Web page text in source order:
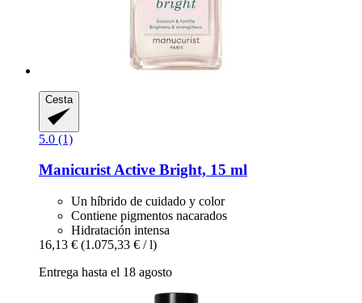
Cesta
5.0 (1)
ManicuristActive Bright, 15 ml
Un híbrido de cuidado y color
Contiene pigmentos nacarados
Hidratación intensa
16,13 € (1.075,33 € / l)
Entrega hasta el 18 agosto